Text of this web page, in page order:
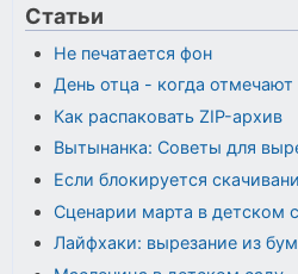
Статьи
Не печатается фон
День отца - когда отмечают
Как распаковать ZIP-архив
Вытынанка: Советы для
Если блокируется
Сценарии марта в детском
Лайфхаки: вырезание из